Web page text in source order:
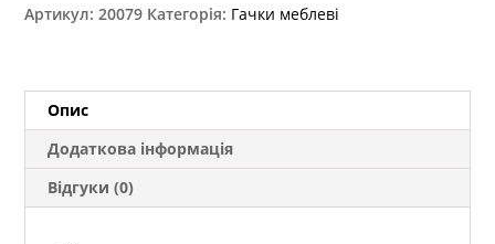
39
кількість
Артикул:20079 Категорія: Гачки меблеві
Опис
Додаткова інформація
Відгуки (0)